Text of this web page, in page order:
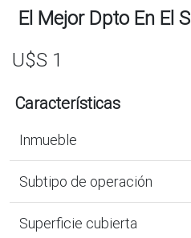
El Mejor Dpto En El
U$S 1
Características
Inmueble
Subtipo de operación
Superficie cubierta